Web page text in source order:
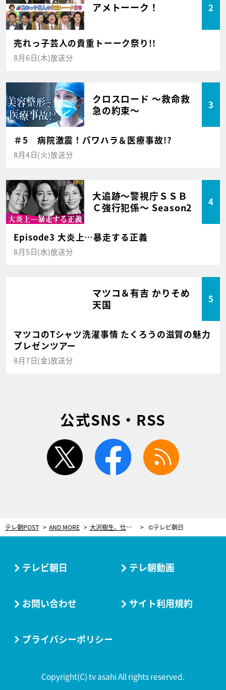
アメトーーク！ 2
売れっ子芸人の貴重トーーク祭り!!
8月6日(木)放送分
クロスロード ～救命救
急の約束～
3
＃5 病院激震！パワハラ＆医療事故!?
8月4日(火)放送分
大追跡～警視庁ＳＳＢ
Ｃ強行犯係～ Season2
4
Episode3 大炎上…暴走する正義
8月5日(水)放送分
マツコ＆有吉 かりそめ
天国
5
マツコのTシャツ洗濯事情 たくろうの滋賀の魅力
プレゼンツアー
8月7日(金)放送分
公式SNS・RSS
twitter facebook
テレ朝POST AND MORE 大沢樹生、仕事減りドン底のとき…嫌っていた“元・光GENJI”に救われる。きっかけは中野での「ある出来事」 ©テレビ朝日
テレビ朝日 テレ朝動画
お問い合わせ サイト利用規約
プライバシーポリシー
Copyright(C) tv asahi All rights reserved.